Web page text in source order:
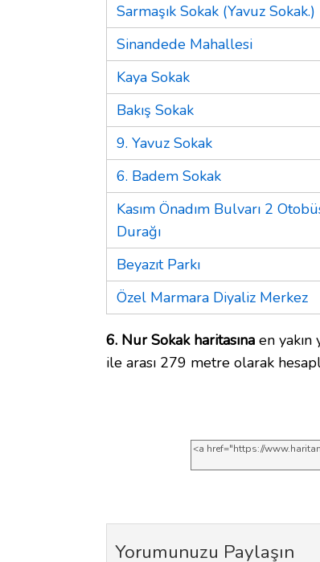
Sarmaşık Sokak (Yavuz Sokak.)
Sinandede Mahallesi
Kaya Sokak
Bakış Sokak
9. Yavuz Sokak
6. Badem Sokak
Kasım Önadım Bulvarı 2
Durağı
Beyazıt Parkı
Özel Marmara Diyaliz Merkez
6. Nur Sokak haritasına en
ile arası 279 metre olarak
Yorumunuzu Paylaşın